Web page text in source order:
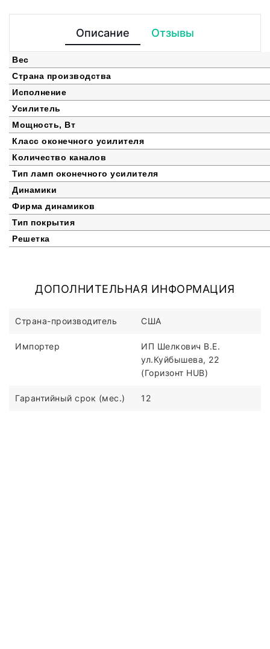
Описание Отзывы
Вес
Страна производства
Исполнение
Усилитель
Мощность, Вт
Класс оконечного усилителя
Количество каналов
Тип ламп оконечного усилителя
Динамики
Фирма динамиков
Тип покрытия
Решетка
ДОПОЛНИТЕЛЬНАЯ ИНФОРМАЦИЯ
Страна-производитель США
Импортер
ИП Шелкович В.Е.
ул.Куйбышева, 22
(Горизонт HUB)
Гарантийный срок (мес.) 12